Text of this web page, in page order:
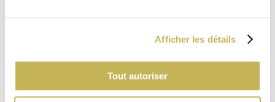
Afficher les détails
Tout autoriser